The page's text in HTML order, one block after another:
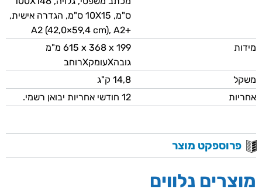
ס"מ, 10X15 ס"מ, הגדרה אישית,
A2 (42,0×59,4 cm), A2+‎
מידות
615‎ x 368 x 199 מ"מ
גובהXעומקXרוחב
משקל
14,8 ק"ג
אחריות
12 חודשי אחריות יבואן רשמי.
פרוספקט מוצר
מוצרים נלווים